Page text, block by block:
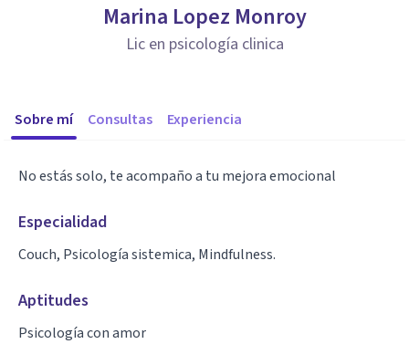
Marina Lopez Monroy
Lic en psicología clinica
Sobre mí Consultas Experiencia
No estás solo, te acompaño a tu mejora emocional
Especialidad
Couch, Psicología sistemica, Mindfulness.
Aptitudes
Psicología con amor